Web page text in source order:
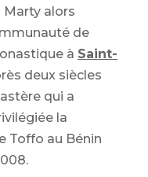
Marty alors
de
à Saint-
deux siècles
qui a
la
Toffo au Bénin